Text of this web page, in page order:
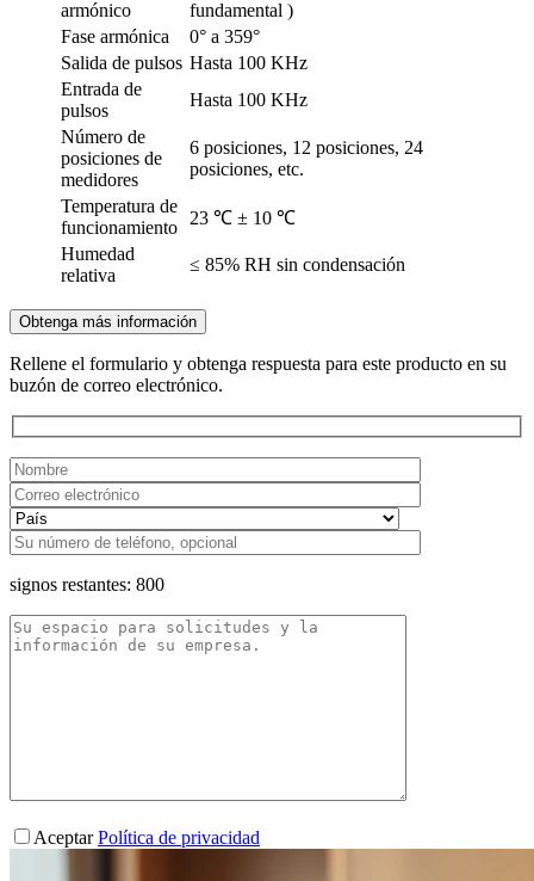
armónico
fundamental )
Fase armónica
0° a 359°
Salida de pulsos Hasta 100 KHz
Entrada de
pulsos
Hasta 100 KHz
Número de
posiciones de
medidores
6 posiciones, 12 posiciones, 24
posiciones, etc.
Temperatura de
funcionamiento
23 ℃ ± 10 ℃
Humedad
relativa
≤ 85% RH sin condensación
Obtenga más información
Rellene el formulario y obtenga respuesta para este producto en su
buzón de correo electrónico.
signos restantes: 800
AceptarPolítica de privacidad